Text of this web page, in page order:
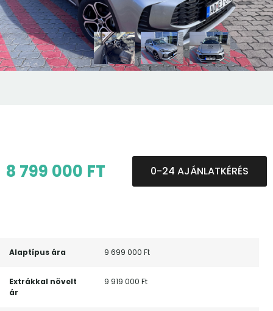
8 799 000 FT 0-24 AJÁNLATKÉRÉS
Alaptípus ára 9 699 000 Ft
Extrákkal növelt
ár
9 919 000 Ft